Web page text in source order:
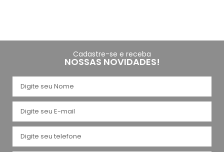
Cadastre-se e receba
NOSSAS NOVIDADES!